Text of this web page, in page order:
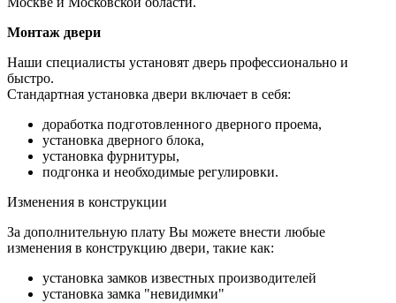
Монтаж двери
Наши специалисты установят дверь профессионально и
быстро.
Стандартная установка двери включает в себя:
доработка подготовленного дверного проема,
установка дверного блока,
установка фурнитуры,
подгонка и необходимые регулировки.
Изменения в конструкции
За дополнительную плату Вы можете внести любые
изменения в конструкцию двери, такие как:
установка замков известных производителей
установка замка "невидимки"